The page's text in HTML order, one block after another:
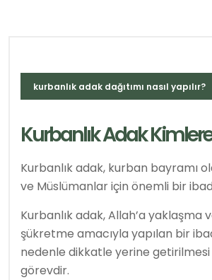
kurbanlık adak dağıtımı nasıl yapılır?
Kurbanlık Adak Kimlere
Kurbanlık adak, kurban bayramı
ve Müslümanlar için önemli bir
Kurbanlık adak, Allah’a yaklaşma
şükretme amacıyla yapılan bir
nedenle dikkatle yerine
görevdir.